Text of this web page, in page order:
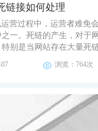
链接如何处理
营过程中，运营者难免
一。死链的产生，对于
别是当网站存在大量死
浏览：764次